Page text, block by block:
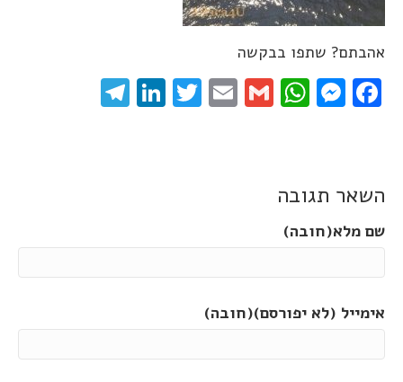
אהבתם? שתפו בבקשה
Facebook
Messenger
WhatsApp
Gmail
Email
Twitter
LinkedIn
השאר תגובה
שם מלא(חובה)
אימייל (לא יפורסם)(חובה)